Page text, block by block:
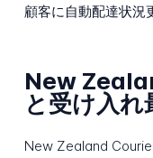
顧客に自動配達状況
New
と受け入
New Zealand